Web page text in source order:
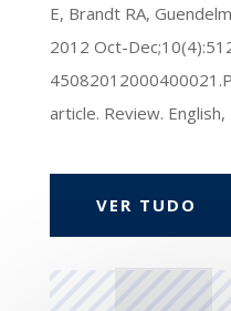
E, Brandt RA,
2012 Oct-
article. Review.
VER TUDO